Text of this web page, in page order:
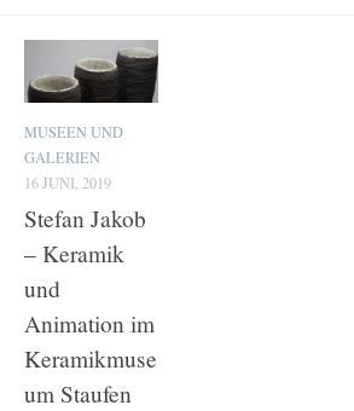
MUSEEN UND
GALERIEN
16 JUNI, 2019
Stefan Jakob
– Keramik
und
Animation im
Keramikmuse
um Staufen